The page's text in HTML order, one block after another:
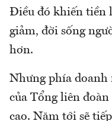
Điều đó khiến tiền
giảm, đời sống
hơn.
Nhưng phía doanh
của Tổng liên
cao. Năm tới sẽ